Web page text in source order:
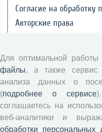
Согласие на обработку
Авторские права
Памятка рецензенту
Положение о
Форма рецензии
Для оптимальной
файлы, а также сервис
анализа данных о
(подробнее о сервисе
соглашаетесь на
веб-аналитики и
обработки персональных